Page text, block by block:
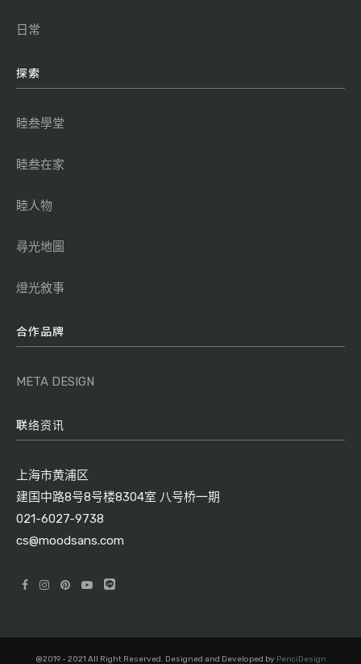
日常
探索
睦叁學堂
睦叁在家
睦人物
尋光地圖
燈光敘事
合作品牌
META DESIGN
联络资讯
上海市黄浦区
建国中路8号8号楼8304室 八号桥一期
021-6027-9738
cs@moodsans.com
@2019 - 2021 All Right Reserved. Designed and Developed by PenciDesign